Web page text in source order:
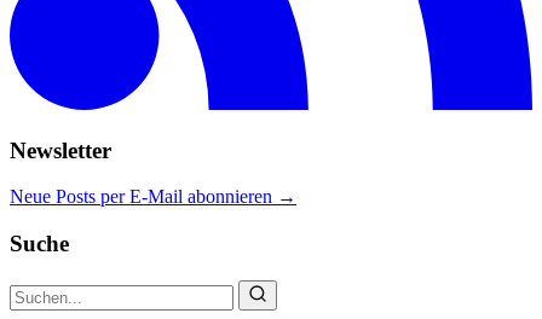
Newsletter
Neue Posts per E-Mail abonnieren →
Suche